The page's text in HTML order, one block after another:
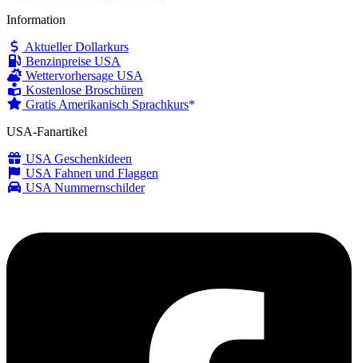
Information
Aktueller Dollarkurs
Benzinpreise USA
Wettervorhersage USA
Kostenlose Broschüren
Gratis Amerikanisch Sprachkurs
USA-Fanartikel
USA Geschenkideen
USA Fahnen und Flaggen
USA Nummernschilder